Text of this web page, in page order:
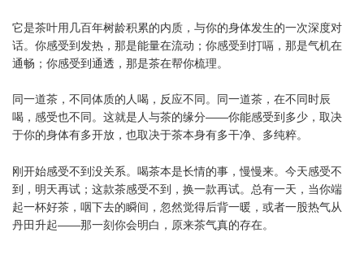
它是茶叶用几百年树龄积累的内质，与你的身体发生的一次深度对
话。你感受到发热，那是能量在流动；你感受到打嗝，那是气机在
通畅；你感受到通透，那是茶在帮你梳理。
同一道茶，不同体质的人喝，反应不同。同一道茶，在不同时辰
喝，感受也不同。这就是人与茶的缘分——你能感受到多少，取决
于你的身体有多开放，也取决于茶本身有多干净、多纯粹。
刚开始感受不到没关系。喝茶本是长情的事，慢慢来。今天感受不
到，明天再试；这款茶感受不到，换一款再试。总有一天，当你端
起一杯好茶，咽下去的瞬间，忽然觉得后背一暖，或者一股热气从
丹田升起——那一刻你会明白，原来茶气真的存在。